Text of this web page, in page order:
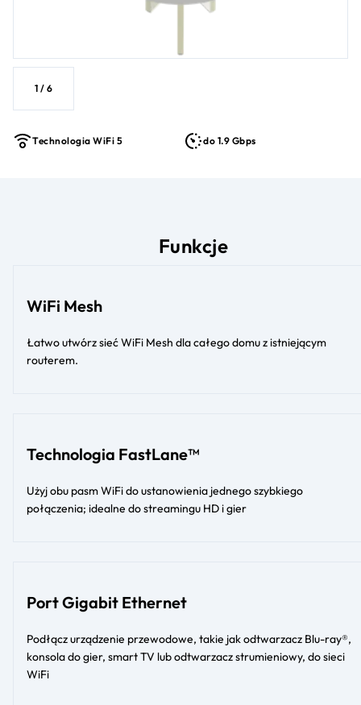
1 / 6
Technologia WiFi 5 do 1.9 Gbps
Funkcje
WiFi Mesh
Łatwo utwórz sieć WiFi Mesh dla całego domu z istniejącym
routerem.
Technologia FastLane™
Użyj obu pasm WiFi do ustanowienia jednego szybkiego
połączenia; idealne do streamingu HD i gier
Port Gigabit Ethernet
Podłącz urządzenie przewodowe, takie jak odtwarzacz Blu-ray®,
konsola do gier, smart TV lub odtwarzacz strumieniowy, do sieci
WiFi